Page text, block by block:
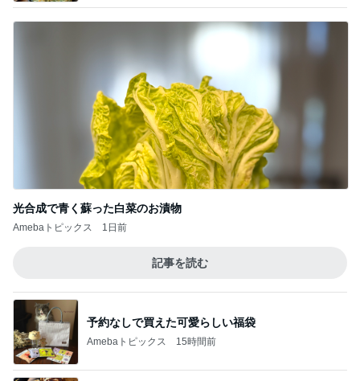
光合成で青く蘇った白菜のお漬物
Amebaトピックス 1日前
記事を読む
予約なしで買えた可愛らしい福袋
Amebaトピックス 15時間前